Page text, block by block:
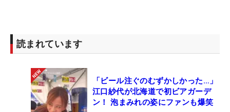
読まれています
「ビール注ぐのむずかしかった…」
江口紗代が北海道で初ビアガーデ
ン！ 泡まみれの姿にファンも爆笑